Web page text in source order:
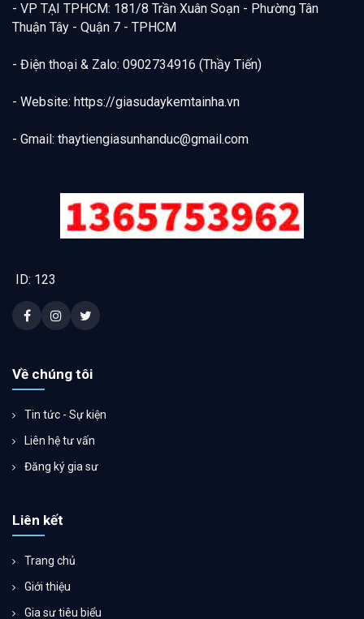
- VP TẠI TPHCM: 181/8 Trần Xuân Soạn - Phường Tân
Thuận Tây - Quận 7 - TPHCM
- Điện thoại & Zalo: 0902734916 (Thầy Tiến)
- Website: https://giasudaykemtainha.vn
- Gmail: thaytiengiasunhanduc@gmail.com
ID: 123
Về chúng tôi
Tin tức - Sự kiện
Liên hệ tư vấn
Đăng ký gia sư
Liên kết
Trang chủ
Giới thiệu
Gia sư tiêu biểu